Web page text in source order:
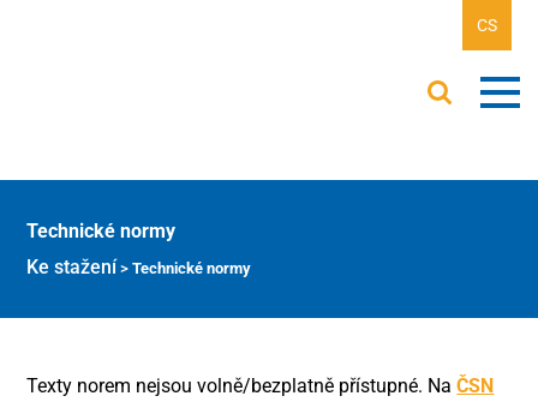
CS
Technické normy
Ke stažení>Technické normy
Texty norem nejsou volně/bezplatně přístupné. NaČSN